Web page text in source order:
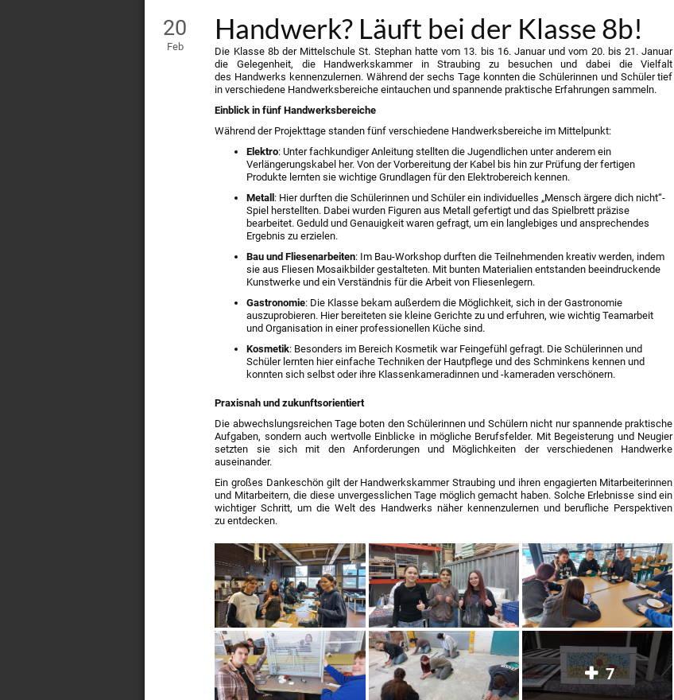
20
Feb
Handwerk? Läuft bei der Klasse 8b!
Die Klasse 8b der Mittelschule St. Stephan hatte vom 13. bis 16. Januar und vom 20. bis 21. Januar
die Gelegenheit, die Handwerkskammer in Straubing zu besuchen und dabei die Vielfalt
des Handwerks kennenzulernen. Während der sechs Tage konnten die Schülerinnen und Schüler tief
in verschiedene Handwerksbereiche eintauchen und spannende praktische Erfahrungen sammeln.
Einblick in fünf Handwerksbereiche
Während der Projekttage standen fünf verschiedene Handwerksbereiche im Mittelpunkt:
Elektro: Unter fachkundiger Anleitung stellten die Jugendlichen unter anderem ein
Verlängerungskabel her. Von der Vorbereitung der Kabel bis hin zur Prüfung der fertigen
Produkte lernten sie wichtige Grundlagen für den Elektrobereich kennen.
Metall : Hier durften die Schülerinnen und Schüler ein individuelles „Mensch ärgere dich nicht“-
Spiel herstellten. Dabei wurden Figuren aus Metall gefertigt und das Spielbrett präzise
bearbeitet. Geduld und Genauigkeit waren gefragt, um ein langlebiges und ansprechendes
Ergebnis zu erzielen.
Bau und Fliesenarbeiten: Im Bau-Workshop durften die Teilnehmenden kreativ werden, indem
sie aus Fliesen Mosaikbilder gestalteten. Mit bunten Materialien entstanden beeindruckende
Kunstwerke und ein Verständnis für die Arbeit von Fliesenlegern.
Gastronomie: Die Klasse bekam außerdem die Möglichkeit, sich in der Gastronomie
auszuprobieren. Hier bereiteten sie kleine Gerichte zu und erfuhren, wie wichtig Teamarbeit
und Organisation in einer professionellen Küche sind.
Kosmetik: Besonders im Bereich Kosmetik war Feingefühl gefragt. Die Schülerinnen und
Schüler lernten hier einfache Techniken der Hautpflege und des Schminkens kennen und
konnten sich selbst oder ihre Klassenkameradinnen und -kameraden verschönern.
Praxisnah und zukunftsorientiert
Die abwechslungsreichen Tage boten den Schülerinnen und Schülern nicht nur spannende praktische
Aufgaben, sondern auch wertvolle Einblicke in mögliche Berufsfelder. Mit Begeisterung und Neugier
setzten sie sich mit den Anforderungen und Möglichkeiten der verschiedenen Handwerke
auseinander.
Ein großes Dankeschön gilt der Handwerkskammer Straubing und ihren engagierten Mitarbeiterinnen
und Mitarbeitern, die diese unvergesslichen Tage möglich gemacht haben. Solche Erlebnisse sind ein
wichtiger Schritt, um die Welt des Handwerks näher kennenzulernen und berufliche Perspektiven
zu entdecken.
7